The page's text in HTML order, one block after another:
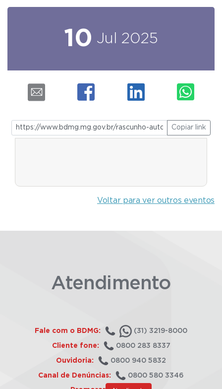
10 Jul 2025
Copiar link
Voltar para ver outros eventos
Atendimento
Fale com o BDMG: (31) 3219-8000
Cliente fone: 0800 283 8337
Ouvidoria: 0800 940 5832
Canal de Denúncias: 0800 580 3346